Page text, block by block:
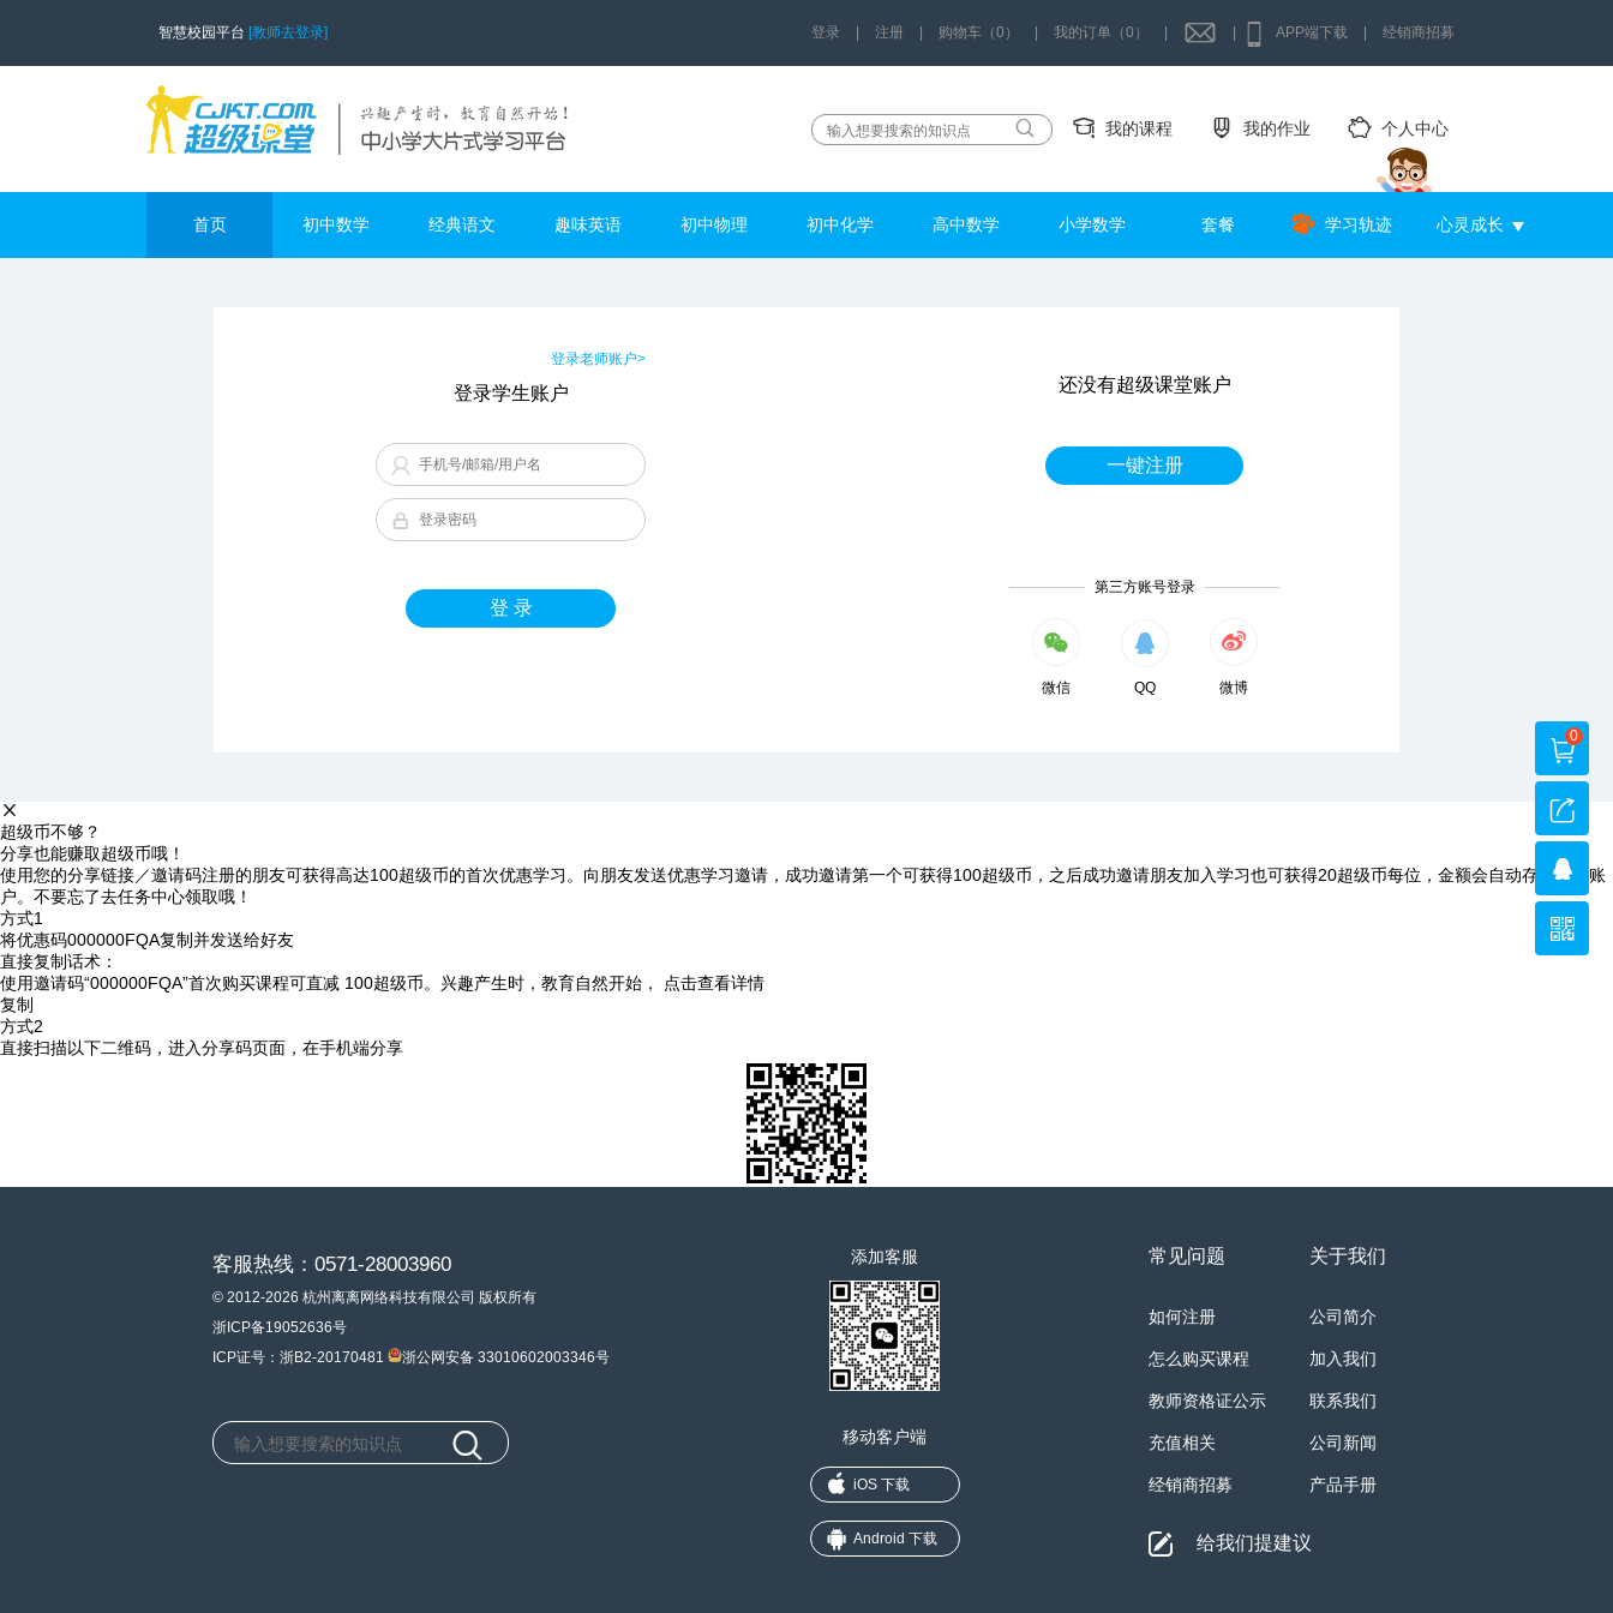
智慧校园平台 [教师去登录] 登录 注册 购物车（0） 我的订单（0） APP端下载 经销商招募
我的课程 我的作业 个人中心
首页 初中数学 经典语文 趣味英语 初中物理 初中化学 高中数学 小学数学 套餐 学习轨迹 心灵成长
登录老师账户>
登录学生账户
登 录
还没有超级课堂账户
一键注册
第三方账号登录
微信 QQ 微博
0
超级币不够？
分享也能赚取超级币哦！
使用您的分享链接／邀请码注册的朋友可获得高达100超级币的首次优惠学习。向朋友发送优惠学习邀请，成功邀请第一个可获得100超级币，之后成功邀请朋友加入学习也可获得20超级币每位，金额会自动存入您的账
户。不要忘了去任务中心领取哦！
方式1
将优惠码000000FQA复制并发送给好友
直接复制话术：
使用邀请码“000000FQA”首次购买课程可直减 100超级币。兴趣产生时，教育自然开始， 点击查看详情
复制
方式2
直接扫描以下二维码，进入分享码页面，在手机端分享
客服热线：0571-28003960
© 2012-2026 杭州离离网络科技有限公司 版权所有
浙ICP备19052636号
ICP证号：浙B2-20170481
浙公网安备 33010602003346号
添加客服
移动客户端
iOS 下载
Android 下载
常见问题
如何注册
怎么购买课程
教师资格证公示
充值相关
经销商招募
关于我们
公司简介
加入我们
联系我们
公司新闻
产品手册
给我们提建议